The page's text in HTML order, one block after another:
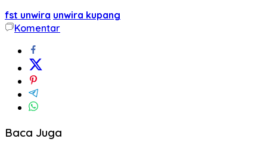
fst unwira unwira kupang
Komentar
Baca Juga